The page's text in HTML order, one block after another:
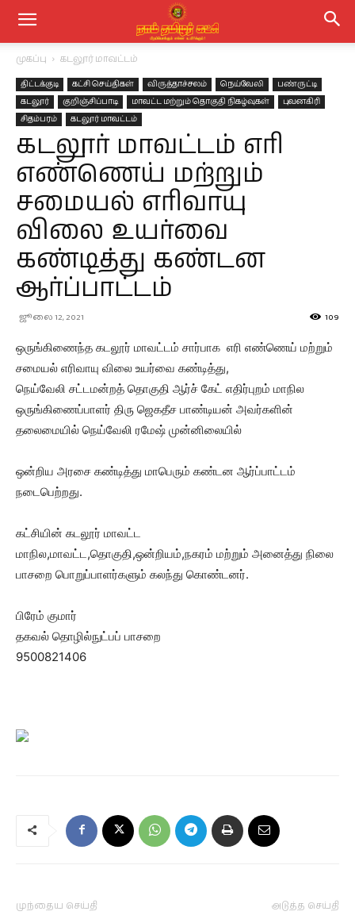
முகப்பு கடலூர் மாவட்டம்
திட்டக்குடி கட்சி செய்திகள் விருத்தாச்சலம் நெய்வேலி
பண்ருட்டி
கடலூர்
குறிஞ்சிப்பாடி மாவட்ட மற்றும் தொகுதி நிகழ்வுகள்
புவனகிரி
சிதம்பரம்
கடலூர் மாவட்டம்
கடலூர் மாவட்டம் எரி
எண்ணெய் மற்றும்
சமையல் எரிவாயு
விலை உயர்வை
கண்டித்து கண்டன
ஆர்ப்பாட்டம்
ஜூலை 12, 2021 109
ஒருங்கிணைந்த கடலூர் மாவட்டம் சார்பாக எரி எண்ணெய் மற்றும்
சமையல் எரிவாயு விலை உயர்வை கண்டித்து,
நெய்வேலி சட்டமன்றத் தொகுதி ஆர்ச் கேட் எதிர்புறம் மாநில
ஒருங்கிணைப்பாளர் திரு ஜெகதீச பாண்டியன் அவர்களின்
தலைமையில் நெய்வேலி ரமேஷ் முன்னிலையில்
ஒன்றிய அரசை கண்டித்து மாபெரும் கண்டன ஆர்ப்பாட்டம்
நடைபெற்றது.
கட்சியின் கடலூர் மாவட்ட
மாநில,மாவட்ட,தொகுதி,ஒன்றியம்,நகரம் மற்றும் அனைத்து நிலை
பாசறை பொறுப்பாளர்களும் கலந்து கொண்டனர்.
பிரேம் குமார்
தகவல் தொழில்நுட்பப் பாசறை
9500821406
முந்தைய செய்தி அடுத்த செய்தி